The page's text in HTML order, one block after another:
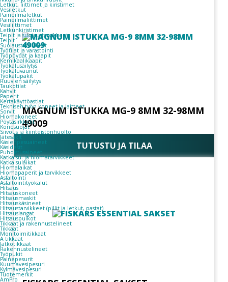
Letkut, liittimet ja kiristimet
Vesiletkut
Paineilmaletkut
Paineilmaliittimet
Vesiliittimet
Letkunkiristimet
Teipit ja suojaustarvikkeet
Teipit
Suojaustarvikkeet
Työtilat ja varastointi
Työpöydät ja kaapit
Kemikaalikaapit
Työkalusäilytys
Työkaluvaunut
Työkalupakit
Ruuvien säilytys
Taukotilat
Kahvit
Paperit
Kertakäyttöastiat
Teknisen työn koneet ja laitteet
Sorvit
Hiomakoneet
Pöytäsirkkelit
Konesuojat
Siivous ja kiinteistönhuolto
Jätesäkit
Käsienpesuaineet
Käsidesit
Puhdistusaineet
Katkaisu- ja hiomatarvikkeet
Katkaisulaikat
Hiomalaikat
Hiomapaperit ja tarvikkeet
Asfaltointi
Asfaltointityökalut
Hitsaus
Hitsauskoneet
Hitsausmaskit
Hitsauskäsineet
Hitsaustarvikkeet (pillit ja letkut, pastat)
Hitsauslangat
Hitsauspuikot
Tikkaat ja rakennustelineet
Tikkaat
Monitoimitikkaat
A tikkaat
Jatkotikkaat
Rakennustelineet
Työpukit
Painepesurit
Kuumavesipesuri
Kylmävesipesuri
Tuotemerkit
AmPro
MAGNUM ISTUKKA MG-9 8MM 32-98MM
49009
TUTUSTU JA TILAA